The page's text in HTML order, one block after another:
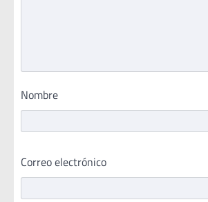
Nombre
Correo electrónico